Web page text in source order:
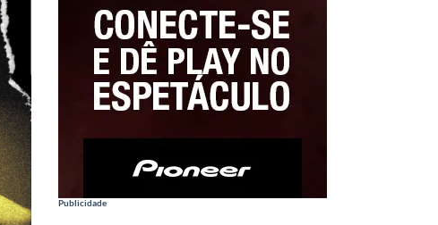
Publicidade